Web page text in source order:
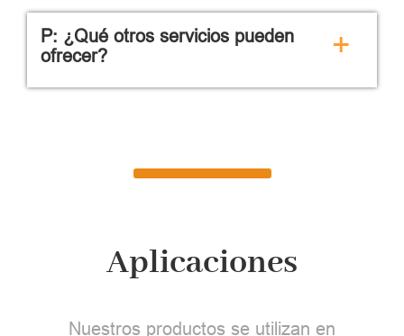
P: ¿Qué otros servicios pueden
ofrecer?
+
Aplicaciones
Nuestros productos se utilizan en